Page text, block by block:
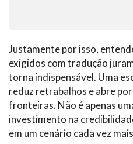
Justamente por isso,
exigidos com tradução
torna indispensável. Uma
reduz retrabalhos e abre
fronteiras. Não é apenas
investimento na
em um cenário cada vez